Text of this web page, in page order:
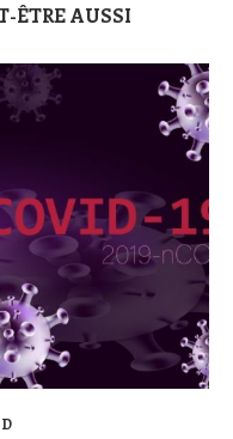
ÊTRE AUSSI